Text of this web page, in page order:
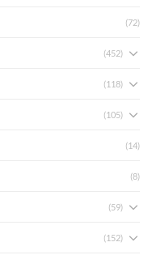
(72)
(452)
(118)
(105)
(14)
(8)
(59)
(152)